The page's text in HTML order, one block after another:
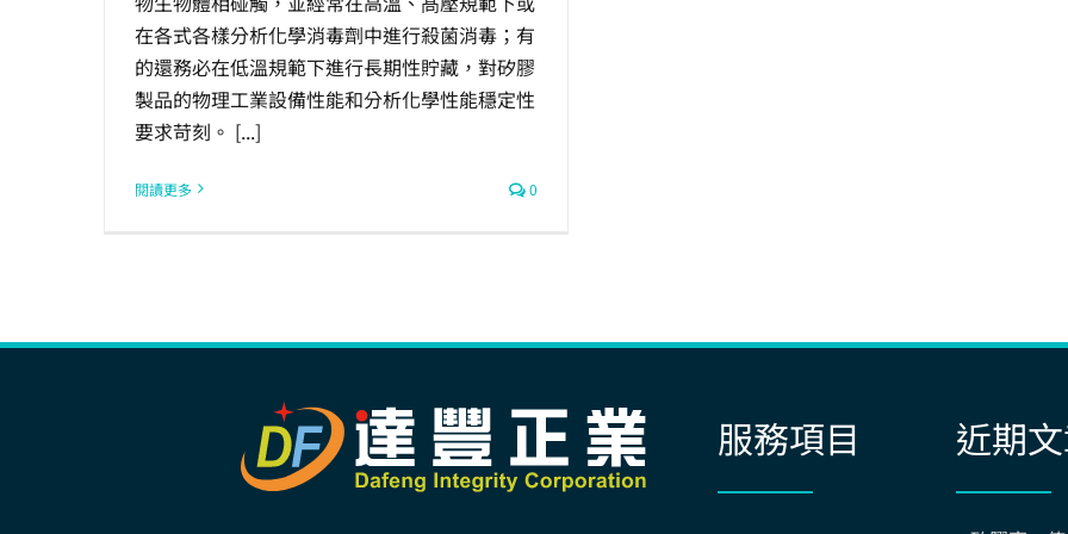
在各式各樣分析化學消毒劑中進行殺菌消毒；有
的還務必在低溫規範下進行長期性貯藏，對矽膠
製品的物理工業設備性能和分析化學性能穩定性
要求苛刻。 [...]
閱讀更多 0
服務項目 近期